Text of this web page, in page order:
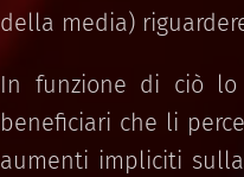
della media)
In funzione di ciò
beneficiari che li
aumenti impliciti